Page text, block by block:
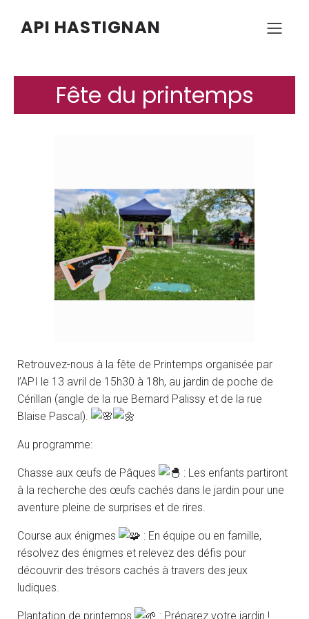
API HASTIGNAN
Fête du printemps
Retrouvez-nous à la fête de Printemps organisée par
l’API le 13 avril de 15h30 à 18h, au jardin de poche de
Cérillan (angle de la rue Bernard Palissy et de la rue
Blaise Pascal).
Au programme:
Chasse aux œufs de Pâques
: Les enfants partiront
à la recherche des œufs cachés dans le jardin pour une
aventure pleine de surprises et de rires.
Course aux énigmes
: En équipe ou en famille,
résolvez des énigmes et relevez des défis pour
découvrir des trésors cachés à travers des jeux
ludiques.
Plantation de printemps : Préparez votre jardin !